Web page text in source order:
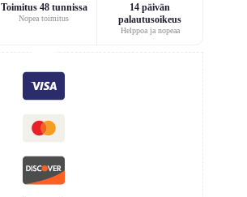
Toimitus 48 tunnissa
Nopea toimitus
14 päivän
palautusoikeus
Helppoa ja nopeaa